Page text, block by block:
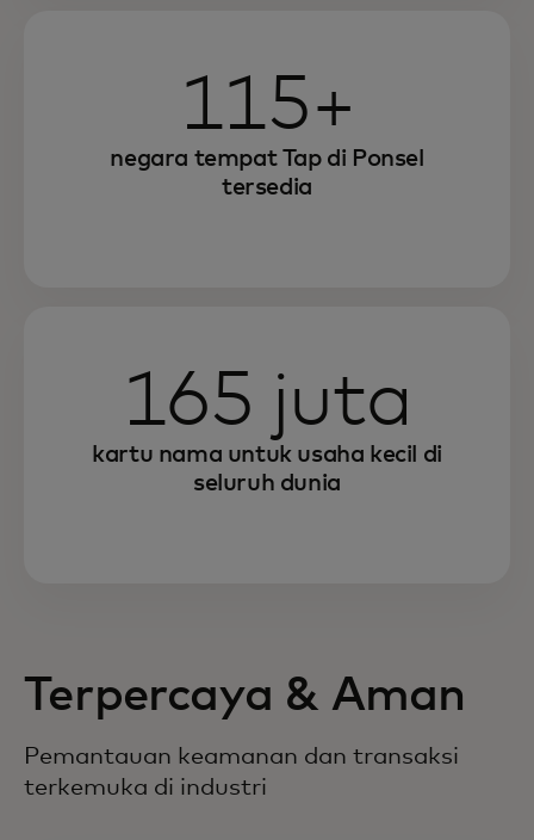
115+
negara tempat Tap di Ponsel
tersedia
165 juta
kartu nama untuk usaha kecil di
seluruh dunia
Terpercaya & Aman
Pemantauan keamanan dan transaksi
terkemuka di industri